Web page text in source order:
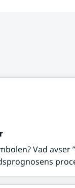
Vad avser